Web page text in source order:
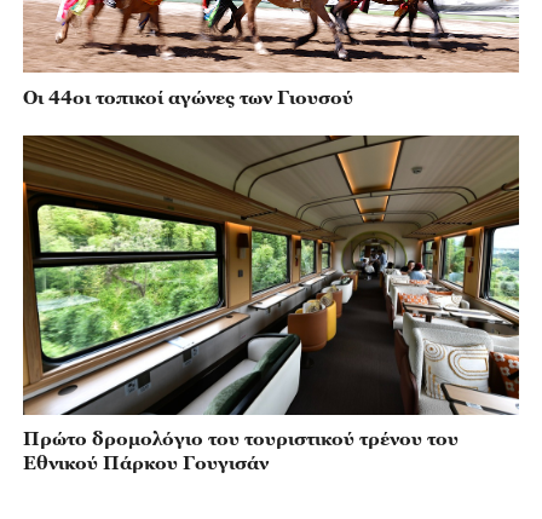
Οι 44οι τοπικοί αγώνες των Γιουσού
Πρώτο δρομολόγιο του τουριστικού τρένου του
Εθνικού Πάρκου Γουγισάν